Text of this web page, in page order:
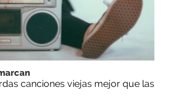
canciones viejas mejor que las